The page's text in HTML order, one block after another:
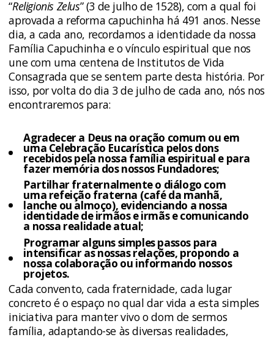
“Religionis Zelus” (3 de julho de 1528), com a qual foi
aprovada a reforma capuchinha há 491 anos. Nesse
dia, a cada ano, recordamos a identidade da nossa
Família Capuchinha e o vínculo espiritual que nos
une com uma centena de Institutos de Vida
Consagrada que se sentem parte desta história. Por
isso, por volta do dia 3 de julho de cada ano, nós nos
encontraremos para:
Agradecer a Deus na oração comum ou em
uma Celebração Eucarística pelos dons
recebidos pela nossa família espiritual e para
fazer memória dos nossos Fundadores;
Partilhar fraternalmenteo diálogo com
uma refeição fraterna (café da manhã,
lanche ou almoço), evidenciando a nossa
identidade de irmãos e irmãs e comunicando
a nossa realidade atual;
Programar alguns simples passos para
intensificar as nossas relações, propondo a
nossa colaboração ou informando nossos
projetos.
Cada convento, cada fraternidade, cada lugar
concreto é o espaço no qual dar vida a esta simples
iniciativa para manter vivo o dom de sermos
família, adaptando-se às diversas realidades,